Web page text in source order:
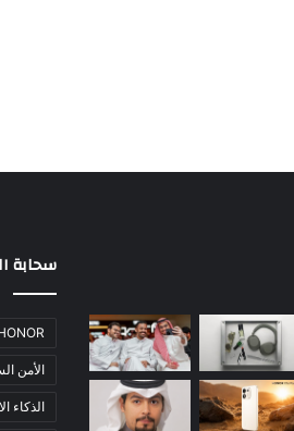
سحابة
الأمن
الذكاء